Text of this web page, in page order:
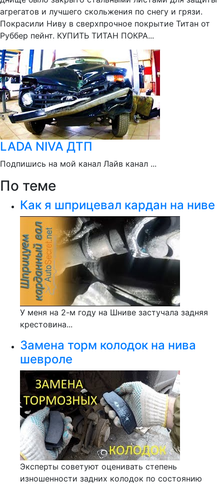
агрегатов и лучшего скольжения по снегу и грязи.
Покрасили Ниву в сверхпрочное покрытие Титан от
Руббер пейнт. КУПИТЬ ТИТАН ПОКРА...
LADA NIVA ДТП
Подпишись на мой канал Лайв канал ...
По теме
Как я шприцевал кардан на ниве
У меня на 2-м году на Шниве застучала задняя
крестовина...
Замена торм колодок на нива
шевроле
Эксперты советуют оценивать степень
изношенности задних колодок по состоянию